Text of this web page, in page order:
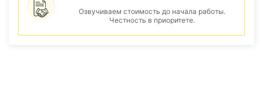
Озвучиваем стоимость до начала работы.
Честность в приоритете.